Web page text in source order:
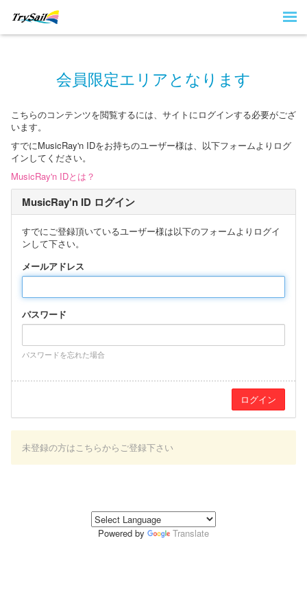
会員限定エリアとなります
こちらのコンテンツを閲覧するには、サイトにログインする必要がござ
います。
すでにMusicRay'n IDをお持ちのユーザー様は、以下フォームよりログ
インしてください。
MusicRay'n IDとは？
MusicRay'n ID ログイン
すでにご登録頂いているユーザー様は以下のフォームよりログイ
ンして下さい。
メールアドレス
パスワード
パスワードを忘れた場合
未登録の方はこちらからご登録下さい
Powered by Translate